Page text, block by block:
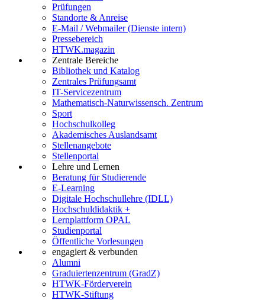
Prüfungen
Standorte & Anreise
E-Mail / Webmailer (Dienste intern)
Pressebereich
HTWK.magazin
Zentrale Bereiche
Bibliothek und Katalog
Zentrales Prüfungsamt
IT-Servicezentrum
Mathematisch-Naturwissensch. Zentrum
Sport
Hochschulkolleg
Akademisches Auslandsamt
Stellenangebote
Stellenportal
Lehre und Lernen
Beratung für Studierende
E-Learning
Digitale Hochschullehre (IDLL)
Hochschuldidaktik +
Lernplattform OPAL
Studienportal
Öffentliche Vorlesungen
engagiert & verbunden
Alumni
Graduiertenzentrum (GradZ)
HTWK-Förderverein
HTWK-Stiftung